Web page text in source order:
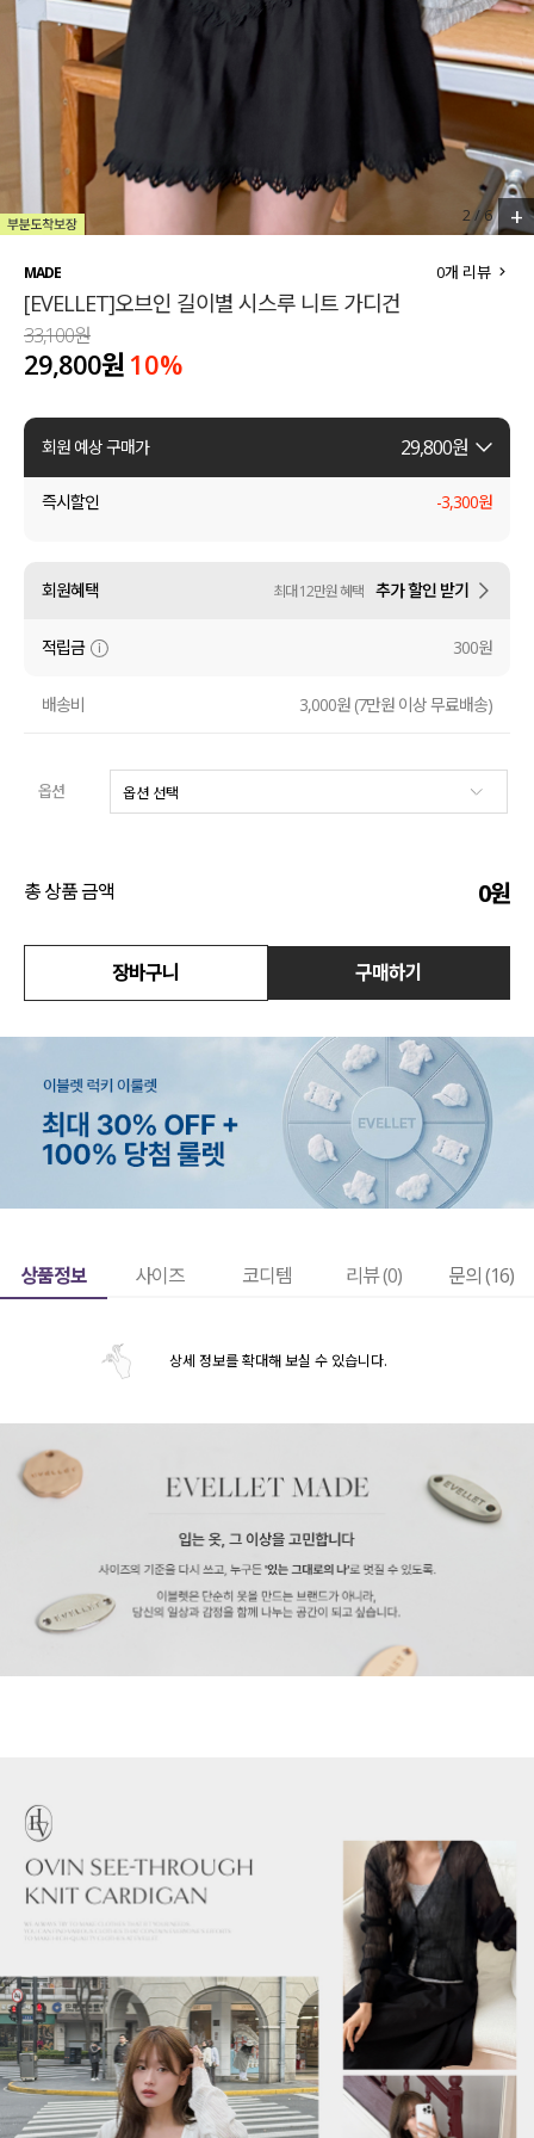
세트할인 ~30%
하객룩
110사이즈
티셔츠
팬츠
셔츠
원피스
수영복
아우터
코디템
스커트
언더웨어
2/6 +
MADE
[EVELLET]오브인 길이별 시스루 니트 가디건
0개 리뷰
33,100원
29,800원 10%
회원 예상 구매가 29,800원
즉시할인 -3,300원
회원혜택 최대 12만원 혜택 추가 할인 받기
적립금 300원
배송비 3,000원 (7만원 이상 무료배송)
옵션
총 상품 금액 0원
장바구니 구매하기
상품정보 사이즈 코디템 리뷰 (0) 문의 (16)
상세 정보를 확대해 보실 수 있습니다.